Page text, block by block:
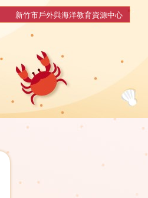
新竹市戶外與海洋教育資源中心